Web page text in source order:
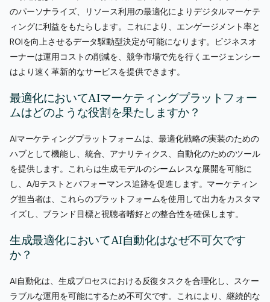
のパーソナライズ、リソース利用の最適化によりデジタルマーケテ
ィングに利益をもたらします。これにより、エンゲージメント率と
ROIを向上させるデータ駆動型決定が可能になります。ビジネスオ
ーナーは運用コストの削減を、競争市場で先を行くエージェンシー
はより速く革新的なサービスを提供できます。
最適化においてAIマーケティングプラットフォー
ムはどのような役割を果たしますか？
AIマーケティングプラットフォームは、最適化戦略の実装のための
ハブとして機能し、統合、アナリティクス、自動化のためのツール
を提供します。これらは生成モデルのシームレスな展開を可能に
し、A/Bテストとパフォーマンス追跡を促進します。マーケティン
グ担当者は、これらのプラットフォームを使用して出力をカスタマ
イズし、ブランド目標と視聴者嗜好との整合性を確保します。
生成最適化においてAI自動化はなぜ不可欠です
か？
AI自動化は、生成プロセスにおける反復タスクを合理化し、スケー
ラブルな運用を可能にするため不可欠です。これにより、継続的な